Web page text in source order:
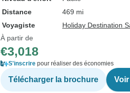
Distance
469 mi
Voyagiste
Holiday Destination
À partir de
€3,018
S'inscrire pour réaliser des économies
Télécharger la brochure